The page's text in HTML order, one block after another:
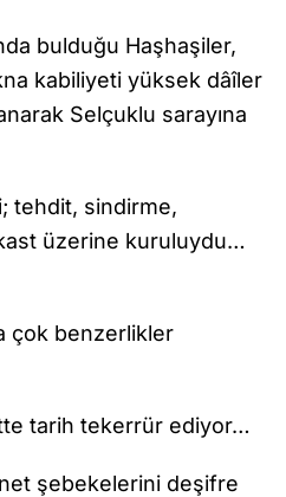
bulduğu Haşhaşiler,
kabiliyeti yüksek dâîler
Selçuklu sarayına
tehdit, sindirme,
üzerine kuruluydu…
çok benzerlikler
tarih tekerrür ediyor…
şebekelerini deşifre